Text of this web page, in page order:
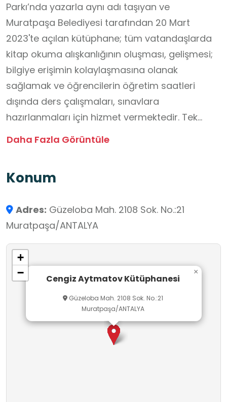
Parkı’nda yazarla aynı adı taşıyan ve
Muratpaşa Belediyesi tarafından 20 Mart
2023'te açılan kütüphane; tüm vatandaşlarda
kitap okuma alışkanlığının oluşması, gelişmesi;
bilgiye erişimin kolaylaşmasına olanak
sağlamak ve öğrencilerin öğretim saatleri
dışında ders çalışmaları, sınavlara
hazırlanmaları için hizmet vermektedir. Tek
katlıdır ve 125 m² genişliğindedir. Kütüphanede;
birey tuvaleti olmak üzere 2 tuvalet
edebiyatından seçme eserlerin de dâhil edildiği
özel bir bölüm yer almaktadır. 1.256'sı yetişkin
kitabı olmak üzere 5.000 kitap mevcuttur.
Daha Fazla Görüntüle
Konum
Adres: Güzeloba Mah. 2108 Sok. No.:21
Muratpaşa/ANTALYA
Cengiz Aytmatov Kütüphanesi
Güzeloba Mah. 2108 Sok. No.:21
Muratpaşa/ANTALYA
×
+
−